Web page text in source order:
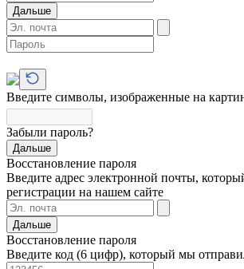
Дальше
Введите символы, изображенные на
Забыли пароль?
Дальше
Восстановление пароля
Введите адрес электронной почты,
регистрации на нашем сайте
Дальше
Восстановление пароля
Введите код (6 цифр), который мы